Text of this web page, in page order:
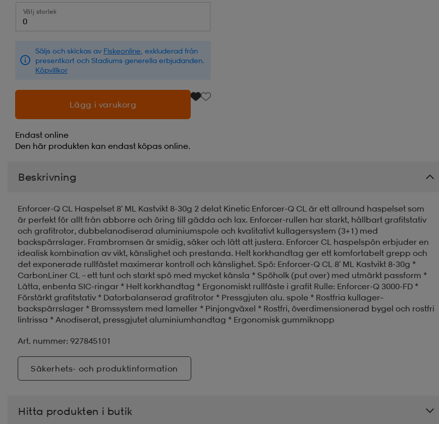
Välj storlek
0
Säljs och skickas av Fiskeonline , exkluderad från
presentkort och Stadiums generella erbjudanden.
Köpvillkor
Lägg i varukorg
Endast online
Den här produkten kan endast köpas online.
Beskrivning
Enforcer-Q CL Haspelset 8' ML Kastvikt 8-30g 2 delat Kinetic Enforcer-Q CL är ett allround haspelset som
är perfekt för allt från abborre och öring till gädda och lax. Enforcer-rullen har starkt, hållbart grafitstativ
och grafitrotor, dubbelanodiserad aluminiumspole och kvalitativt kullagersystem (3+1) med
backspärrslager. Frambromsen är smidig, säker och lätt att justera. Enforcer CL haspelspön erbjuder en
idealisk kombination av vikt, känslighet och prestanda. Helt korkhandtag ger ett komfortabelt grepp och
det exponerade rullfästet maximerar kontroll och känslighet. Spö: Enforcer-Q CL 8' ML Kastvikt 8-30g *
CarbonLiner CL – ett tunt och starkt spö med mycket känsla * Spöholk (put over) med utmärkt passform *
Lätta, enbenta SIC-ringar * Helt korkhandtag * Ergonomiskt rullfäste i grafit Rulle: Enforcer-Q 3000-FD *
Förstärkt grafitstativ * Datorbalanserad grafitrotor * Pressgjuten alu. spole * Rostfria kullager–
backspärrslager * Bromssystem med lameller * Pinjongväxel * Rostfri, överdimensionerad bygel och rostfri
lintrissa * Anodiserat, pressgjutet aluminiumhandtag * Ergonomisk gummiknopp
Art. nummer: 927845101
Säkerhets- och produktinformation
Hitta produkten i butik